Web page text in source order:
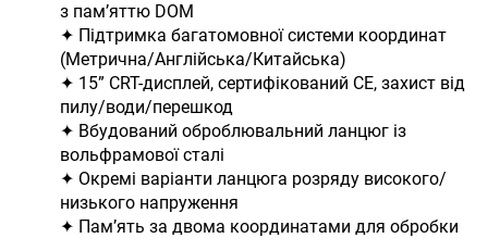
з пам’яттю DOM
✦ Підтримка багатомовної системи координат
(Метрична/Англійська/Китайська)
✦ 15” CRT-дисплей, сертифікований CE, захист від
пилу/води/перешкод
✦ Вбудований оброблювальний ланцюг із
вольфрамової сталі
✦ Окремі варіанти ланцюга розряду високого/
низького напруження
✦ Пам’ять за двома координатами для обробки